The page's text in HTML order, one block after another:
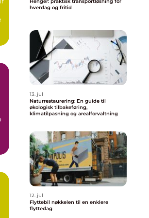
hverdag og fritid
13. jul
Naturrestaurering: En guide til
økologisk tilbakeføring,
klimatilpasning og arealforvaltning
12. jul
Flyttebil nøkkelen til en enklere
flyttedag